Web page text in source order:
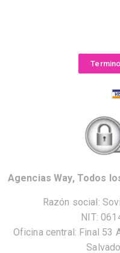
Agencias Way, Todos
Razón social:
NIT:
Oficina central: Final 53